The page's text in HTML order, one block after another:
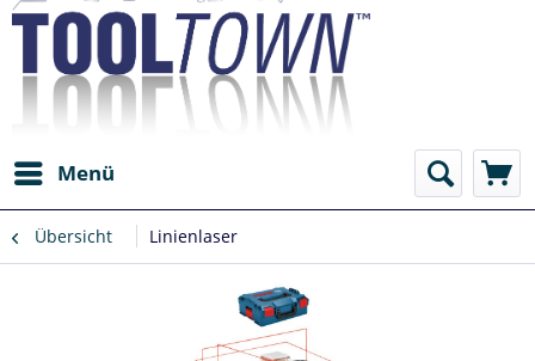
Menü
Übersicht Linienlaser